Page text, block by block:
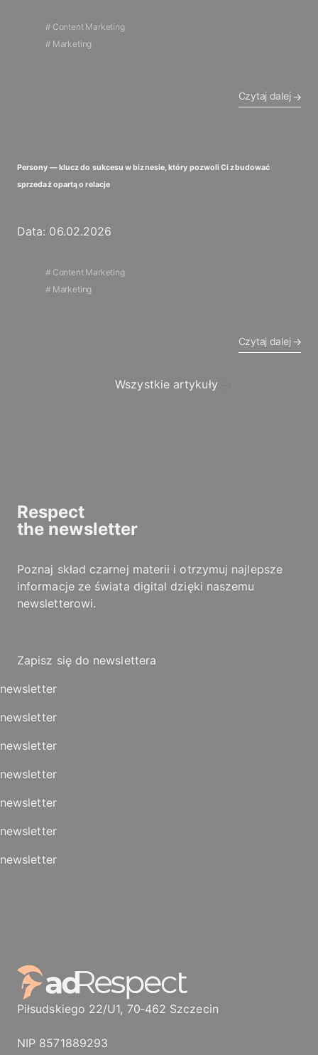
Content Marketing
Marketing
Czytaj dalej
Persony — klucz do sukcesu w biznesie, który pozwoli Ci zbudować
sprzedaż opartą o relacje
Data: 06.02.2026
Content Marketing
Marketing
Czytaj dalej
Wszystkie artykuły
Respect
the newsletter
Poznaj skład czarnej materii i otrzymuj najlepsze
informacje ze świata digital dzięki naszemu
newsletterowi.
Zapisz się do newslettera
newsletter
newsletter
newsletter
newsletter
newsletter
newsletter
newsletter
Piłsudskiego 22/U1, 70‑462 Szczecin
NIP 8571889293